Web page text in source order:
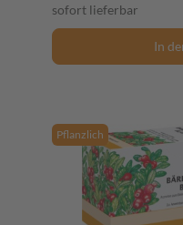
sofort lieferbar
In
Pflanzlich